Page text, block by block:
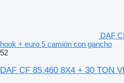
DAF
hook + euro 5 camión con gancho
52
DAF CF 85.460 8X4 + 30 TON